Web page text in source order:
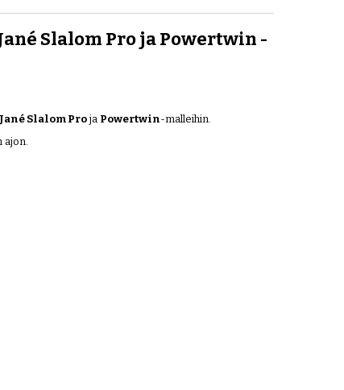
Slalom Pro ja Powertwin -
Jané Slalom Pro ja Powertwin-malleihin.
ajon.